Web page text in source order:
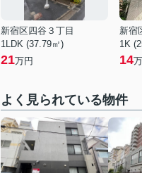
新宿区四谷３丁目
1LDK (37.79㎡)
21万円
新宿
1K
14
よく見られている物件